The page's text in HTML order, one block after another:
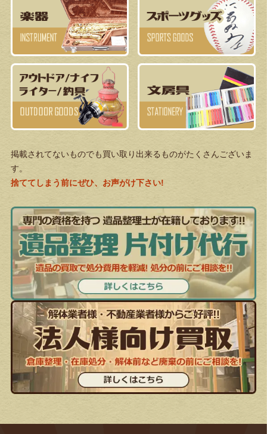
掲載されてないものでも買い取り出来るものがたくさんございま
す。
捨ててしまう前にぜひ、お声がけ下さい!